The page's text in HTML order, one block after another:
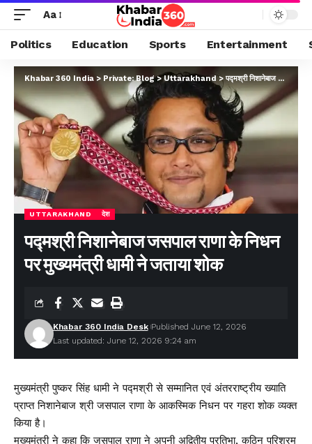
Aa
Politics Education Sports Entertainment
Khabar 360 India > Private: Blog>Uttarakhand>पद्मश्री निशानेबाज जसपाल राणा के निधन पर मुख्यमंत्री धामी ने जताया शोक
UTTARAKHAND देश
पद्मश्री निशानेबाज जसपाल राणा के निधन
पर मुख्यमंत्री धामी ने जताया शोक
Last updated: June 12, 2026 9:24 am
Khabar 360 India Desk Published June 12, 2026
मुख्यमंत्री पुष्कर सिंह धामी ने पद्मश्री से सम्मानित एवं अंतरराष्ट्रीय ख्याति
प्राप्त निशानेबाज श्री जसपाल राणा के आकस्मिक निधन पर गहरा शोक व्यक्त
किया है।
मुख्यमंत्री ने कहा कि जसपाल राणा ने अपनी अद्वितीय प्रतिभा, कठिन परिश्रम